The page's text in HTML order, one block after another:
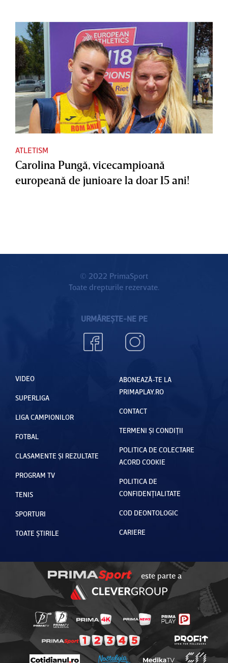
ATLETISM
Carolina Pungă, vicecampioană
europeană de junioare la doar 15 ani!
© 2022 PrimaSport
Toate drepturile rezervate.
URMĂREȘTE-NE PE
VIDEO
SUPERLIGA
LIGA CAMPIONILOR
FOTBAL
CLASAMENTE ȘI REZULTATE
PROGRAM TV
TENIS
SPORTURI
TOATE ȘTIRILE
ABONEAZĂ-TE LA
PRIMAPLAY.RO
CONTACT
TERMENI ȘI CONDIȚII
POLITICA DE COLECTARE
ACORD COOKIE
POLITICA DE
CONFIDENȚIALITATE
COD DEONTOLOGIC
CARIERE
este parte a